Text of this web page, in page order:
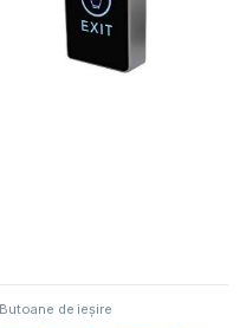
Butoane de ieșire